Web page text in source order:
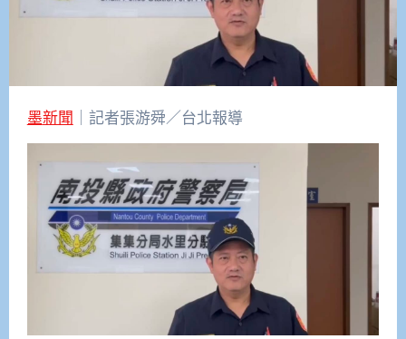
墨新聞 ｜記者張游舜／台北報導